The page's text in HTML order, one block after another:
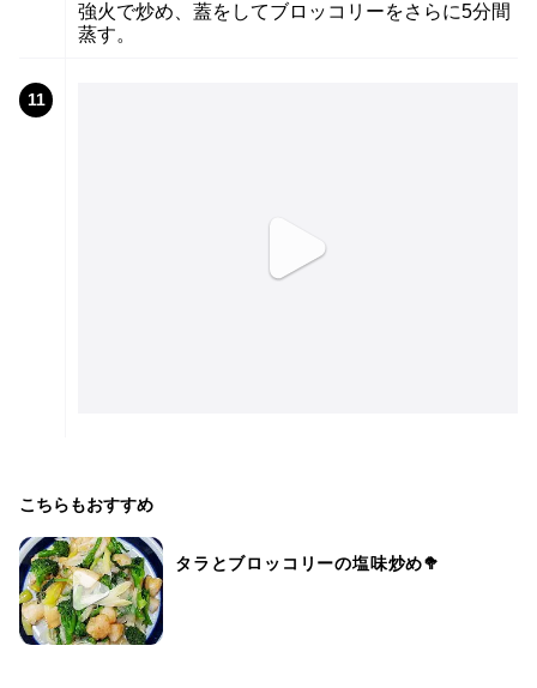
強火で炒め、蓋をしてブロッコリーをさらに5分間
蒸す。
11
こちらもおすすめ
タラとブロッコリーの塩味炒め🥦